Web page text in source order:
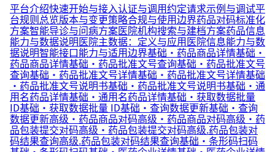
平台介绍快速开始与接入认证与调用约定请求示例与调试平
台规则总览版本与变更策略合规与使用边界药品对码标准化
方案智能导诊与问病方案医院机构搜索与建档方案药品信息
能力与数据说明医院主数据：定义与应用医院信息能力与数
据说明智能接口能力与适用边界基础·药品商品详情基础·
药品商品详情基础·药品批准文号查询基础·药品批准文号
查询基础·药品批准文号详情基础·药品批准文号详情基础
·药品批准文号说明书基础·药品批准文号说明书基础·通
用名药品详情基础·通用名药品详情基础·获取数据批量
ID基础·获取数据批量 ID基础·查询数据更新基础·查询
数据更新高级·药品商品对码高级·药品商品对码高级·药
品包装提交对码高级·药品包装提交对码高级.药品包装对
码结果查询高级.药品包装对码结果查询基础·条形码扫码